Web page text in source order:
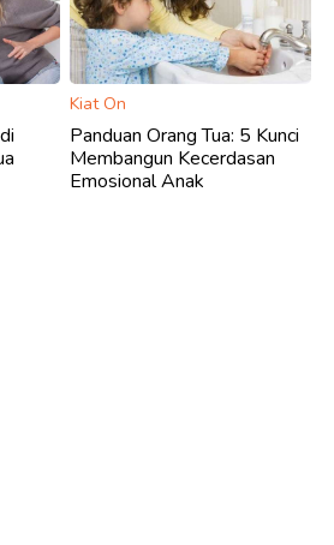
Kiat On
Panduan Orang Tua: 5 Kunci
Membangun Kecerdasan
Emosional Anak